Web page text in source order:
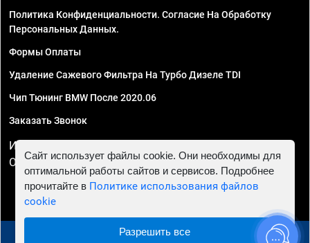
Политика Конфиденциальности. Согласие На Обработку
Персональных Данных.
Формы Оплаты
Удаление Сажевого Фильтра На Турбо Дизеле TDI
Чип Тюнинг BMW После 2020.06
Заказать Звонок
ИП Смирнов Георгий Павлович. ИНН 781302555843,
ОГРНИП 324470400032610
© 2010 - 2026 Чип тюнинг в Ростове-на-Дону -
Сайт использует файлы cookie. Они необходимы для
оптимальной работы сайтов и сервисов. Подробнее
прочитайте в Политике использования файлов
cookie
Разрешить все